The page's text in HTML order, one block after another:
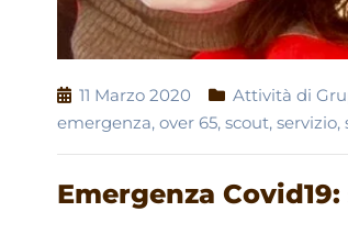
11 Marzo 2020 Attività di
emergenza, over 65, scout, servizio,
Emergenza